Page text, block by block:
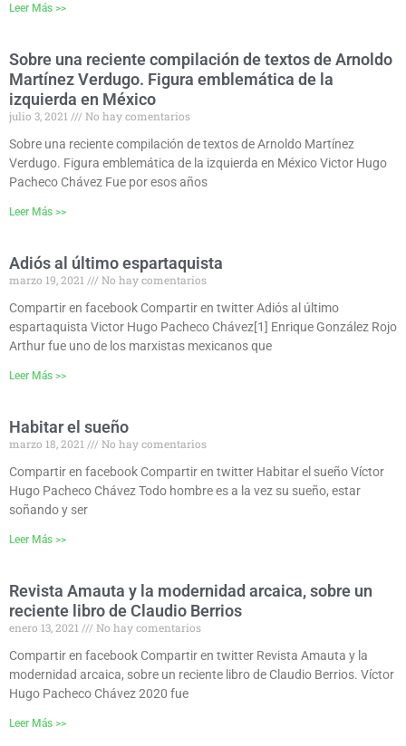
Leer Más >>
Sobre una reciente compilación de textos de Arnoldo
Martínez Verdugo. Figura emblemática de la
izquierda en México
julio 3, 2021
No hay comentarios
Sobre una reciente compilación de textos de Arnoldo Martínez
Verdugo. Figura emblemática de la izquierda en México Victor Hugo
Pacheco Chávez Fue por esos años
Leer Más >>
Adiós al último espartaquista
marzo 19, 2021
No hay comentarios
Compartir en facebook Compartir en twitter Adiós al último
espartaquista Victor Hugo Pacheco Chávez[1] Enrique González Rojo
Arthur fue uno de los marxistas mexicanos que
Leer Más >>
Habitar el sueño
marzo 18, 2021
No hay comentarios
Compartir en facebook Compartir en twitter Habitar el sueño Víctor
Hugo Pacheco Chávez Todo hombre es a la vez su sueño, estar
soñando y ser
Leer Más >>
Revista Amauta y la modernidad arcaica, sobre un
reciente libro de Claudio Berrios
enero 13, 2021
No hay comentarios
Compartir en facebook Compartir en twitter Revista Amauta y la
modernidad arcaica, sobre un reciente libro de Claudio Berrios. Víctor
Hugo Pacheco Chávez 2020 fue
Leer Más >>